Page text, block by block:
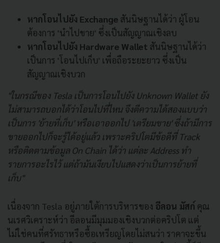
หากโอนไปยัง Exchange สันนิษฐานได้ว่า ผู้โอน
ต้องการ 'นำไปขาย' ซึ่งเป็นสัญญาณเชิงลบ
หากโอนไปยัง Hardware Wallet สันนิษฐานได้ว่า
เป็นการ 'โอนไปเก็บ' เพื่อถือระยะยาว ซึ่งเป็น
สัญญาณเชิงบวก
"ในกรณีของ Tesla เป็นการโอนไปยัง Unknown Wallet ยัง
ไม่สามารถบอกได้ว่าโอนไปที่ไหน จึงตีความได้สองแบบว่า
เป็นการ 'ย้ายที่เก็บ' หรือเอาออกไป 'เตรียมขาย' ซึ่งถ้ามีการ
ขายออกไปก็จะรู้ได้อยู่แล้ว เพราะคริปโตมีข้อดีที่ Track
หรือติดตามข้อมูล On Chain ได้ว่า แต่ละ Address ทำ
รายการอะไรไว้ แต่ถ้ามันเงียบไปแสดงว่าเป็นการย้ายที่
เก็บ"
เนื่องจาก Tesla อยู่ภายใต้การบริหารของ อีลอน มัสก์ คุณ
นเรศวิเคราะห์ว่า อีลอนมีมุมมองเชิงบวกต่อคริปโต แต่
ไม่ใช่คนที่ศรัทธาหรือซื้อเหรียญโดยไม่สนว่า ราคาจะขึ้น